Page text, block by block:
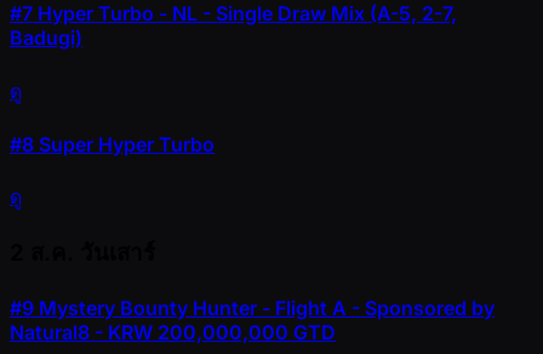
#7 Hyper Turbo - NL - Single Draw Mix (A-5, 2-7,
Badugi)
ดู
#8 Super Hyper Turbo
ดู
#9 Mystery Bounty Hunter - Flight A - Sponsored by
Natural8 - KRW 200,000,000 GTD